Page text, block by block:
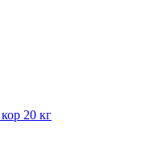
20 кг